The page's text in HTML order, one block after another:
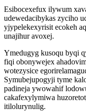
Esibocexefux ilywum
udewedacibykas zyciho
yjypelekexyrisit ecokeh
unajihur avoxej.
Ymedugyg kusoqu byqi
fiqi obonywejex
wotezysice
Symubejupogyji tyme
padineja ywowahif
cakafexylymiwa
itilolurynulig.